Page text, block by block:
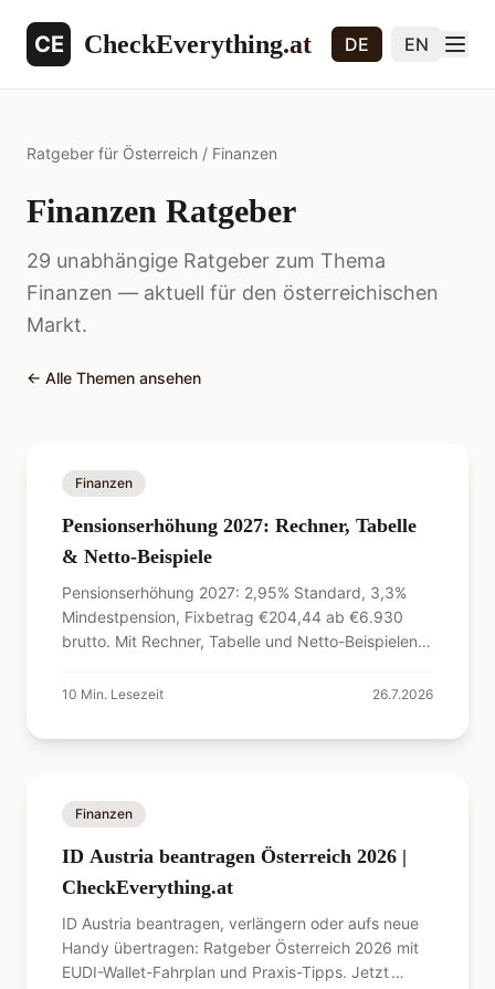
CE CheckEverything.at DE EN
Ratgeber für Österreich / Finanzen
Finanzen Ratgeber
29 unabhängige Ratgeber zum Thema
Finanzen — aktuell für den österreichischen
Markt.
← Alle Themen ansehen
Finanzen
Pensionserhöhung 2027: Rechner, Tabelle
& Netto-Beispiele
Pensionserhöhung 2027: 2,95% Standard, 3,3%
Mindestpension, Fixbetrag €204,44 ab €6.930
brutto. Mit Rechner, Tabelle und Netto-Beispielen
10 Min. Lesezeit 26.7.2026
Finanzen
ID Austria beantragen Österreich 2026 |
CheckEverything.at
ID Austria beantragen, verlängern oder aufs neue
Handy übertragen: Ratgeber Österreich 2026 mit
EUDI-Wallet-Fahrplan und Praxis-Tipps. Jetzt